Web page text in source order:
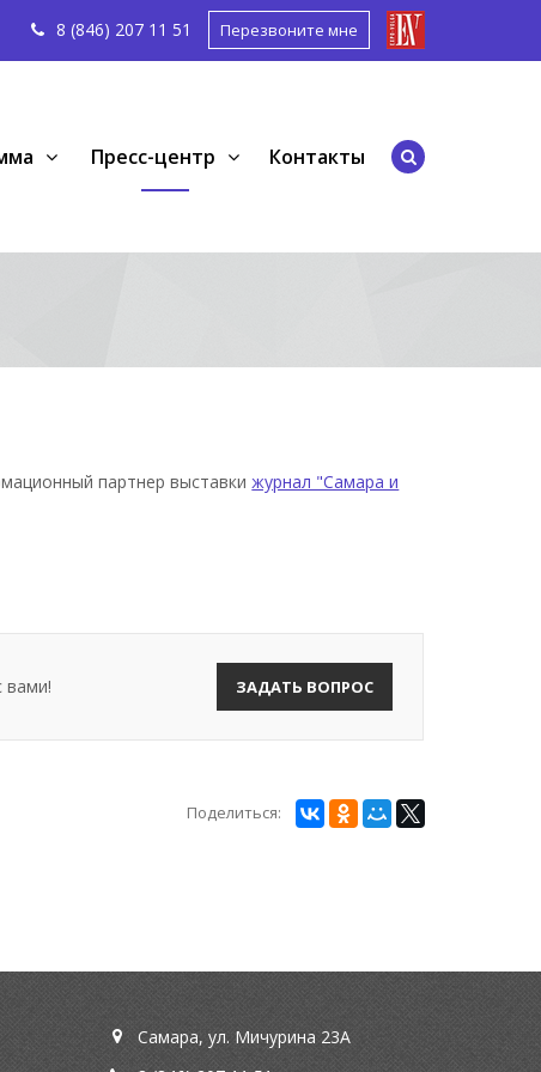
8 (846) 207 11 51 Перезвоните мне
Пресс-центр Контакты
партнер выставкижурнал "Самара и
вами! ЗАДАТЬ ВОПРОС
Поделиться:
Самара, ул. Мичурина 23А